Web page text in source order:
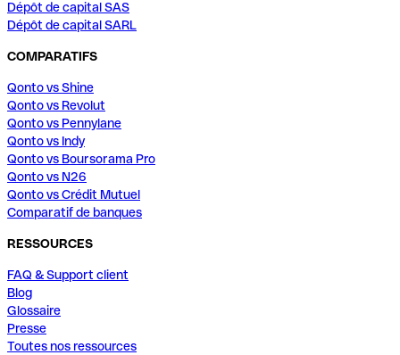
Dépôt de capital SAS
Dépôt de capital SARL
COMPARATIFS
Qonto vs Shine
Qonto vs Revolut
Qonto vs Pennylane
Qonto vs Indy
Qonto vs Boursorama Pro
Qonto vs N26
Qonto vs Crédit Mutuel
Comparatif de banques
RESSOURCES
FAQ & Support client
Blog
Glossaire
Presse
Toutes nos ressources